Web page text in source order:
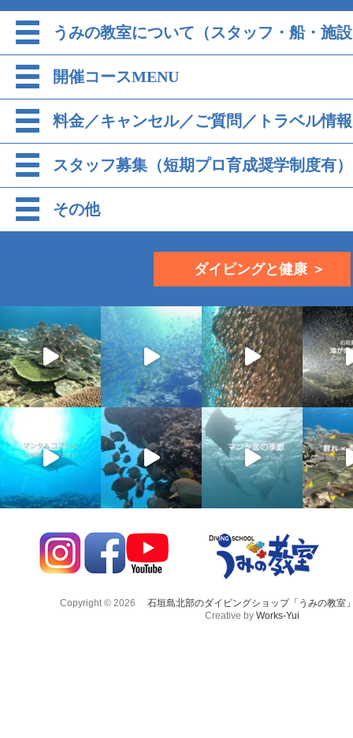
うみの教室について（スタッフ・船・施
開催コースMENU
料金／キャンセル／ご質問／トラベル情報
スタッフ募集（短期プロ育成奨学制度有）
その他
ダイビングと健康 ＞
Copyright © 2026
石垣島北部のダイビングショップ「うみの教室
Creative by Works-Yui